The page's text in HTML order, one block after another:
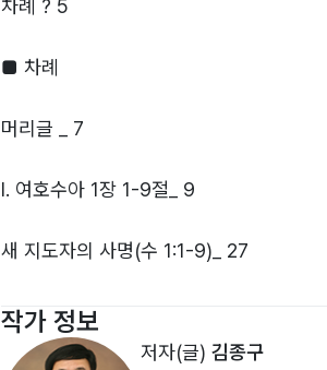
분인 여호수아서를 석의하는 과정을 다루
한편 본서는 불가피하게 구약성경의 원어
도록 하였다. 오히려 히브리어를 통하여
Now, let's take a journey into the
차례 ? 5
■ 차례
머리글 _ 7
Ⅰ. 여호수아 1장 1-9절_ 9
새 지도자의 사명(수 1:1-9)_ 27
Ⅱ. 여호수아 2장 1-24절_ 42
작가 정보
저자(글) 김종구